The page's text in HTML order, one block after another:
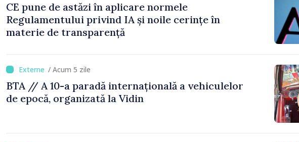
CE pune de astăzi în aplicare normele
Regulamentului privind IA și noile cerințe în
materie de transparență
/ Acum 5 zile
BTA // A 10-a paradă internațională a vehiculelor
de epocă, organizată la Vidin